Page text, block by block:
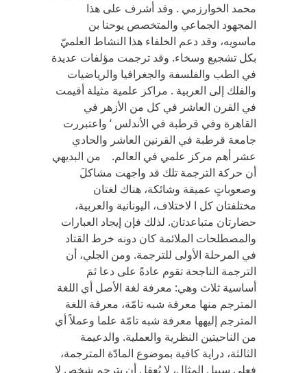
محمد الخوارزمي‏ . ‬وقد أشرف على هذا
المجهود الجماعي‏ ‬والمتخصص‏ ‬يوحنا بن
ماسويه،‏ ‬وقد دعم الخلفاء هذا النشاط العلميّ‏
‬بكل تشجيع وسخاء‏. ‬وقد ترجمت مؤلفات عديدة
في‏ ‬الطب والفلسفة والجغرافيا والرياضيات
والفلك إلى العربية . ‬مراكز علمية مثيلة أقيمت
في‏ ‬القرن العاشر في‏ ‬كل من الأزهر في‏
‬القاهرة وفي‏ ‬قرطبة في‏ ‬الأندلس ‘ واعتبررت
جامعة قرطبة في‏ ‬القرنين العاشر والحادي‏
‬عشر أهم مركز علمي‏ ‬في‏ ‬العالم‏. ‬ من البديهي‏
‬أن حركة الترجمة تلك قد واجهت مشاكلَ
وصعوباتٍ عميقة وشائكة،‏ ‬هناك لغتان
مختلفتان كل ا لاختلاف،‏ ‬اليونانية والعربية،‏
‬حضارتان متباعدتان‏. ‬لذلك فإن إيجاد العبارات
والمصطلحات الملائمة كان دونه خرط القتاد
في‏ ‬المرحلة الأولى للترجمة‏. ‬ومن الجلي،‏ ‬أن
الترجمة الناجحة تقوم عادةً‏ ‬على دعا ئمَ
أساسية ثلاث وهي‏: ‬معرفة لغة الأصل أي‏ ‬اللغة
المترجم منها معرفة شبه تامّة،‏ ‬معرفة اللغة
المترجم إليهها معرفة شبه تامّة علما وعملاً‏ ‬أي‏
‬من الناحيتين النظرية والعملية‏. ‬والدعيمة
الثالثة،‏ ‬دراية كافية بموضوع المادّة المترجمة،‏
‬فعلى سبيل المثال،‏ ‬لا‏ ‬يُعقل أن‏ ‬يترجم شخص لا‏